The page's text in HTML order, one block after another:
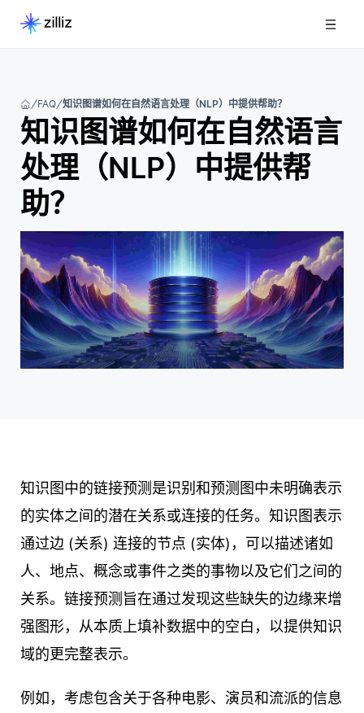
FAQ 知识图谱如何在自然语言处理（NLP）中提供帮助？
知识图谱如何在自然语言
处理（NLP）中提供帮
助？
知识图中的链接预测是识别和预测图中未明确表示
的实体之间的潜在关系或连接的任务。知识图表示
通过边 (关系) 连接的节点 (实体)，可以描述诸如
人、地点、概念或事件之类的事物以及它们之间的
关系。链接预测旨在通过发现这些缺失的边缘来增
强图形，从本质上填补数据中的空白，以提供知识
域的更完整表示。
例如，考虑包含关于各种电影、演员和流派的信息